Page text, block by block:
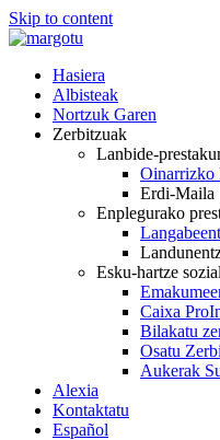
Skip to content
Hasiera
Albisteak
Nortzuk Garen
Zerbitzuak
Lanbide-
Oinarrizko
Erdi-Maila
Enplegurako
Esku-hartze
Caixa
Bilakatu
Osatu
Aukerak
Alexia
Kontaktatu
Español